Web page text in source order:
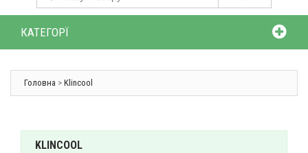
КАТЕГОРЇ
Головна > Klincool
KLINCOOL